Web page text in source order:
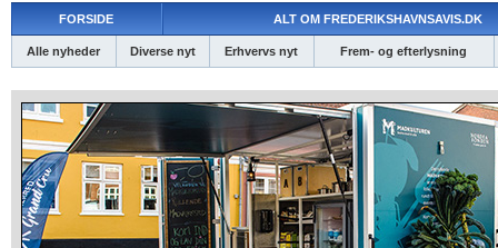
FORSIDE ALT OM FREDERIKSHAVNSAVIS.DK
Alle nyheder Diverse nyt Erhvervs nyt Frem- og efterlysning